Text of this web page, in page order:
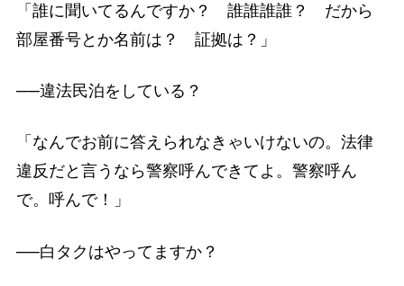
「誰に聞いてるんですか？ 誰誰誰誰？ だから
部屋番号とか名前は？ 証拠は？」
──違法民泊をしている？
「なんでお前に答えられなきゃいけないの。法律
違反だと言うなら警察呼んできてよ。警察呼ん
で。呼んで！」
──白タクはやってますか？